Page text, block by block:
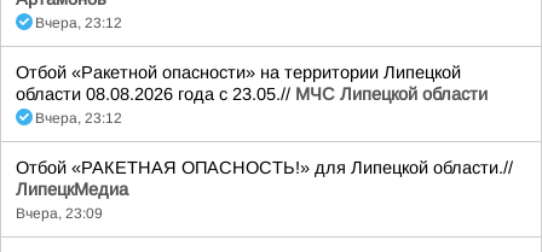
Вчера, 23:12
Отбой «Ракетной опасности» на территории Липецкой
области 08.08.2026 года с 23.05.// МЧС Липецкой области
Вчера, 23:12
Отбой «РАКЕТНАЯ ОПАСНОСТЬ!» для Липецкой области.//
ЛипецкМедиа
Вчера, 23:09